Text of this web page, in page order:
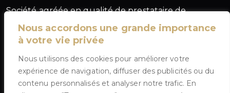
Nous accordons une grande importance
à votre vie privée
Nous utilisons des cookies pour améliorer votre
expérience de navigation, diffuser des publicités ou du
contenu personnalisés et analyser notre trafic. En
Société agréée en qualité de prestataire de
services sur crypto-actifs (PSCA) au titre du
règlement européen MiCA, sous le numéro
financiers (AMF) en France.